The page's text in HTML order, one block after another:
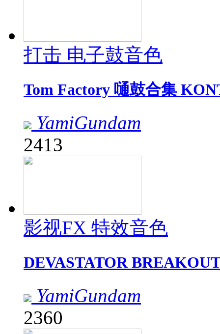
打击 电子鼓音色
Tom Factory 嗵鼓合集
YamiGundam
2413
影视FX 特效音色
DEVASTATOR
YamiGundam
2360